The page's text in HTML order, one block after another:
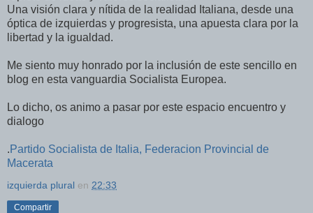
Una visión clara y nítida de la realidad Italiana, desde una
óptica de izquierdas y progresista, una apuesta clara por la
libertad y la igualdad.
Me siento muy honrado por la inclusión de este sencillo en
blog en esta vanguardia Socialista Europea.
Lo dicho, os animo a pasar por este espacio encuentro y
dialogo
.Partido Socialista de Italia, Federacion Provincial de
Macerata
izquierda plural en 22:33
Compartir